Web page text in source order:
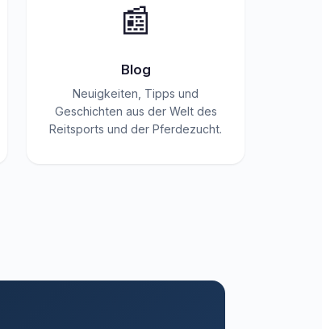
📰
Blog
Neuigkeiten, Tipps und
Geschichten aus der Welt des
Reitsports und der Pferdezucht.